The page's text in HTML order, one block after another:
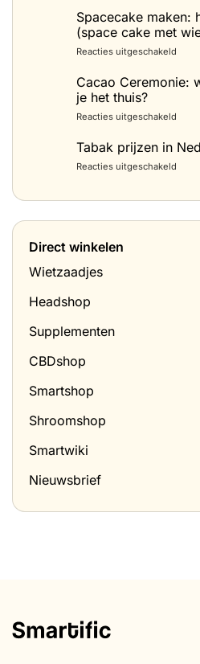
Spacecake maken:
(space cake met
Reacties uitgeschakeld
cake
Cacao Ceremonie:
je het thuis?
Reacties uitgeschakeld
en
Tabak prijzen in
Reacties uitgeschakeld
Direct winkelen
Wietzaadjes
Headshop
Supplementen
CBDshop
Smartshop
Shroomshop
Smartwiki
Nieuwsbrief